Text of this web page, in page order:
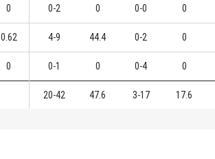
0 0-2 0 0-0 0
0.62 4-9 44.4 0-2 0
0 0-1 0 0-4 0
20-42 47.6 3-17 17.6